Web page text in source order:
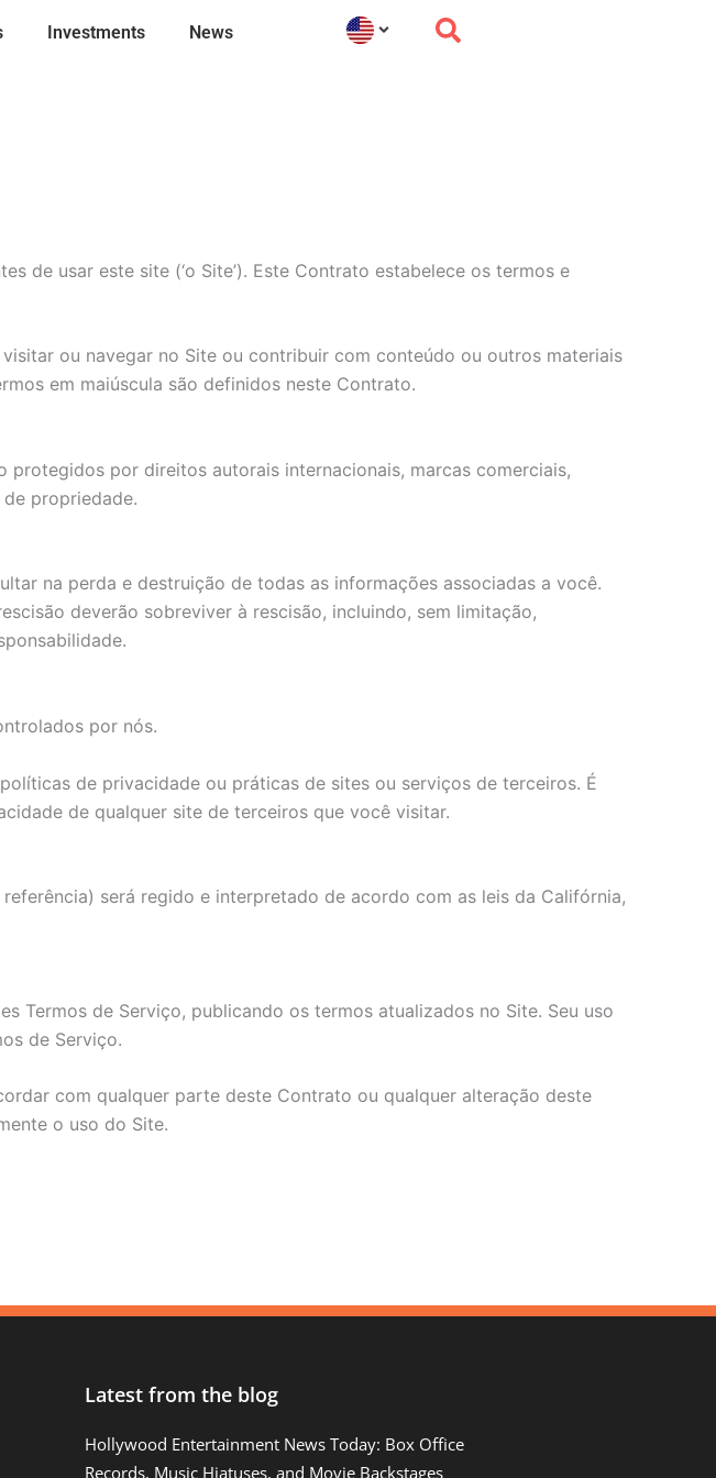
Investments News
de usar este site (‘o Site’). Este Contrato estabelece os termos e
ou navegar no Site ou contribuir com conteúdo ou outros materiais
em maiúscula são definidos neste Contrato.
por direitos autorais internacionais, marcas comerciais,
propriedade.
na perda e destruição de todas as informações associadas a você.
deverão sobreviver à rescisão, incluindo, sem limitação,
por nós.
de privacidade ou práticas de sites ou serviços de terceiros. É
de qualquer site de terceiros que você visitar.
será regido e interpretado de acordo com as leis da Califórnia,
Termos de Serviço, publicando os termos atualizados no Site. Seu uso
de Serviço.
com qualquer parte deste Contrato ou qualquer alteração deste
o uso do Site.
Latest from the blog
Hollywood Entertainment News Today: Box Office
Records, Music Hiatuses, and Movie Backstages